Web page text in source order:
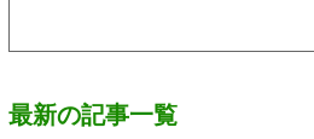
最新の記事一覧